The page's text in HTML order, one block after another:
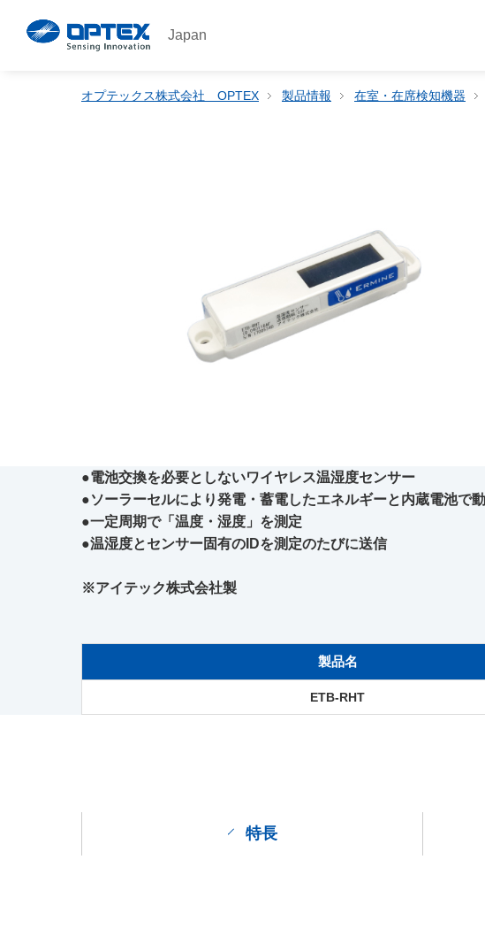
Japan
オプテックス株式会社 OPTEX 製品情報 在室・在席検知機器
●電池交換を必要としないワイヤレス温湿度センサー
●ソーラーセルにより発電・蓄電したエネルギーと内蔵電池で
●一定周期で「温度・湿度」を測定
●温湿度とセンサー固有のIDを測定のたびに送信
※アイテック株式会社製
製品名
ETB-RHT
特長